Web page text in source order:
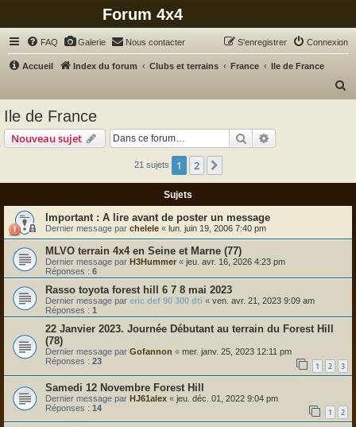
Forum 4x4
FAQ Galerie Nous contacter Connexion
S’enregistrer
Accueil Index du forum Clubs et terrains France
Ile de France
e
Ile de France
Nouveau sujet Rechercher
21 sujets 1 2
Sujets
A lire avant de poster un message
Dernier message par chelele « lun. juin 19, 2006 7:40 pm
MLVO terrain 4x4 en Seine et Marne (77)
Dernier message par H3Hummer « jeu. avr. 16, 2026 4:23 pm
Réponses : 6
Rasso toyota forest hill 6 7 8 mai 2023
Dernier message par eric def 90 300 dti « ven. avr. 21, 2023 9:09 am
Réponses : 1
22 Janvier 2023. Journée Débutant au terrain du Forest Hill
(78)
Dernier message par Gofannon « mer. janv. 25, 2023 12:11 pm
Réponses : 23 1 2 3
Samedi 12 Novembre Forest Hill
Dernier message par HJ61alex « jeu. déc. 01, 2022 9:04 pm
Réponses : 14 1 2